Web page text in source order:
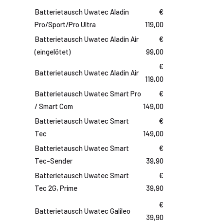
Batterietausch Uwatec Aladin
Pro/Sport/Pro Ultra
€
119,00
Batterietausch Uwatec Aladin Air
(eingelötet)
€
99,00
Batterietausch Uwatec Aladin Air
€
119,00
Batterietausch Uwatec Smart Pro
/ Smart Com
€
149,00
Batterietausch Uwatec Smart
Tec
€
149,00
Batterietausch Uwatec Smart
Tec-Sender
€
39,90
Batterietausch Uwatec Smart
Tec 2G, Prime
€
39,90
Batterietausch Uwatec Galileo
€
39,90